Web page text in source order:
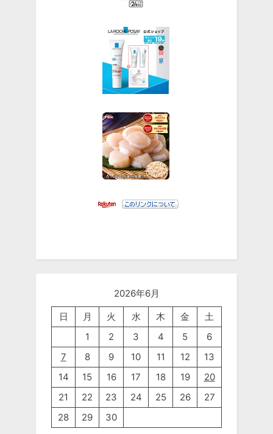
2026年6月
日
月 火 水 木 金
土
1
2 3 4 5
6
7
8 9 10 11 12
13
14
15 16 17 18 19
20
21
22 23 24 25 26
27
28
29 30